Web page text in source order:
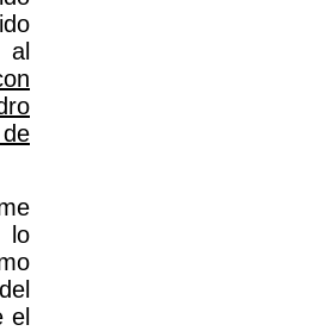
al
lo
el